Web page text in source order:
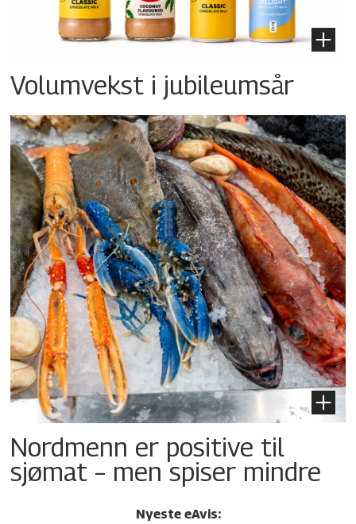
Volumvekst i jubileumsår
Nordmenn er positive til
sjømat – men spiser mindre
Nyeste eAvis: